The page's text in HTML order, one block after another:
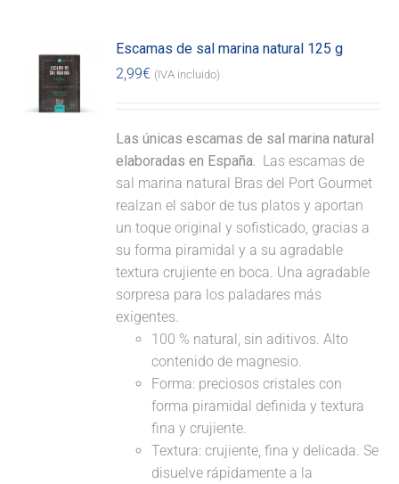
Escamas de sal marina natural 125 g
2,99€ (IVA incluido)
Las únicas escamas de sal marina natural
elaboradas en España. Las escamas de
sal marina natural Bras del Port Gourmet
realzan el sabor de tus platos y aportan
un toque original y sofisticado, gracias a
su forma piramidal y a su agradable
textura crujiente en boca. Una agradable
sorpresa para los paladares más
exigentes.
100 % natural, sin aditivos. Alto
contenido de magnesio.
Forma: preciosos cristales con
forma piramidal definida y textura
fina y crujiente.
Textura: crujiente, fina y delicada. Se
disuelve rápidamente a la